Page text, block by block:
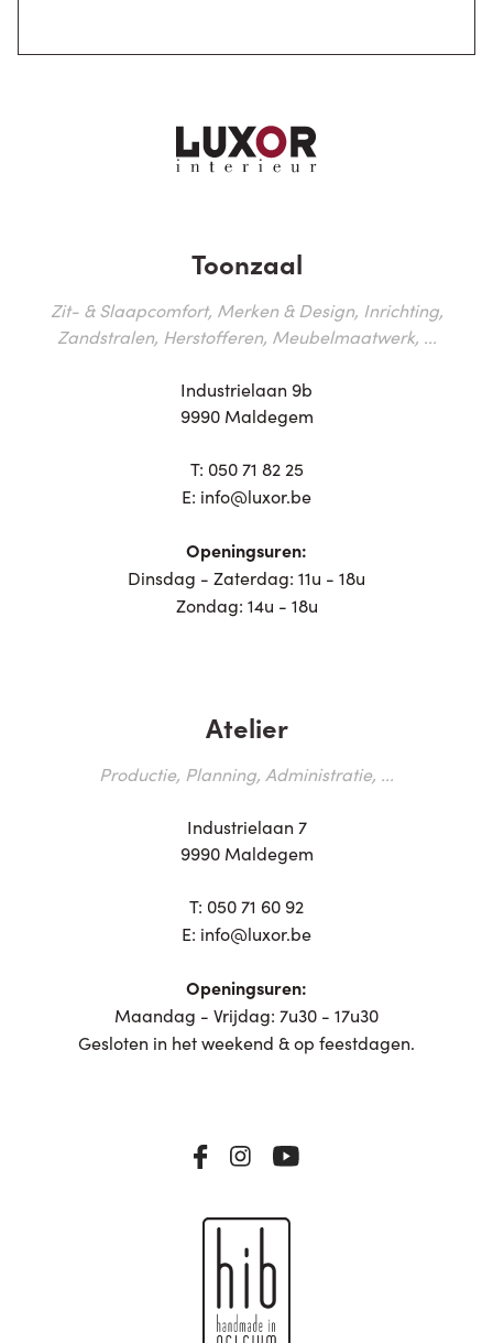
Toonzaal
Zit- & Slaapcomfort, Merken & Design, Inrichting,
Zandstralen, Herstofferen, Meubelmaatwerk, ...
Industrielaan 9b
9990 Maldegem
T: 050 71 82 25
E: info@luxor.be
Openingsuren:
Dinsdag - Zaterdag: 11u - 18u
Zondag: 14u - 18u
Atelier
Productie, Planning, Administratie, ...
Industrielaan 7
9990 Maldegem
T: 050 71 60 92
E: info@luxor.be
Openingsuren:
Maandag - Vrijdag: 7u30 - 17u30
Gesloten in het weekend & op feestdagen.